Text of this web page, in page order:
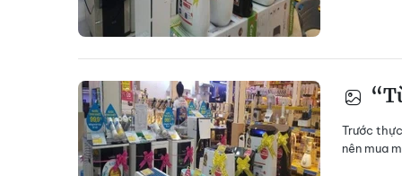
Trước
nên mua